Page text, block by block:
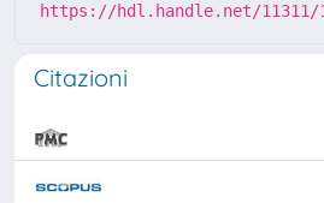
https://hdl.handle.net/11311/
Citazioni